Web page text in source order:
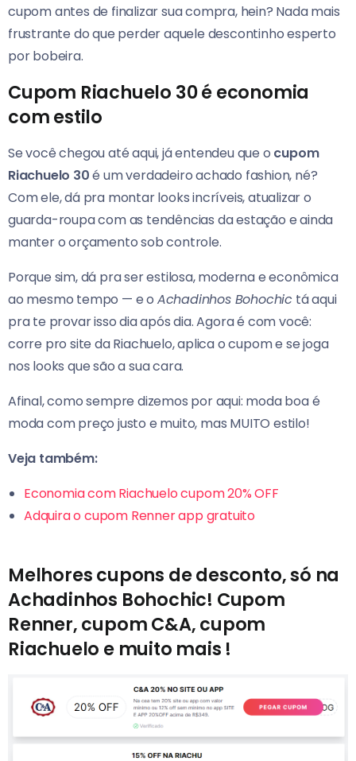
cupom antes de finalizar sua compra, hein? Nada mais
frustrante do que perder aquele descontinho esperto
por bobeira.
Cupom Riachuelo 30 é economia
com estilo
Se você chegou até aqui, já entendeu que o cupom
Riachuelo 30é um verdadeiro achado fashion, né?
Com ele, dá pra montar looks incríveis, atualizar o
guarda-roupa com as tendências da estação e ainda
manter o orçamento sob controle.
Porque sim, dá pra ser estilosa, moderna e econômica
ao mesmo tempo — e o Achadinhos Bohochic tá aqui
pra te provar isso dia após dia. Agora é com você:
corre pro site da Riachuelo, aplica o cupom e se joga
nos looks que são a sua cara.
Afinal, como sempre dizemos por aqui: moda boa é
moda com preço justo e muito, mas MUITO estilo!
Veja também:
Economia com Riachuelo cupom 20% OFF
Adquira o cupom Renner app gratuito
Melhores cupons de desconto, só na
Achadinhos Bohochic! Cupom
Renner, cupom C&A, cupom
Riachuelo e muito mais !